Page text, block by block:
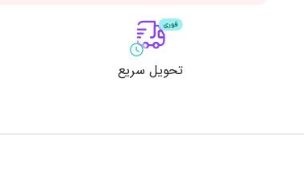
تحویل سریع